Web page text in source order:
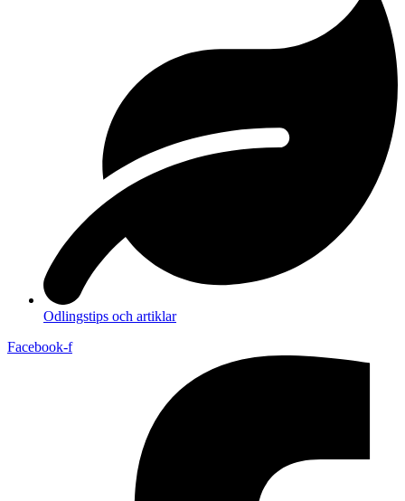
Odlingstips och artiklar
Facebook-f